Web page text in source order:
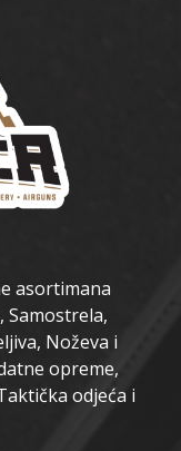
asortimana
Samostrela,
Noževa i
opreme,
odjeća i